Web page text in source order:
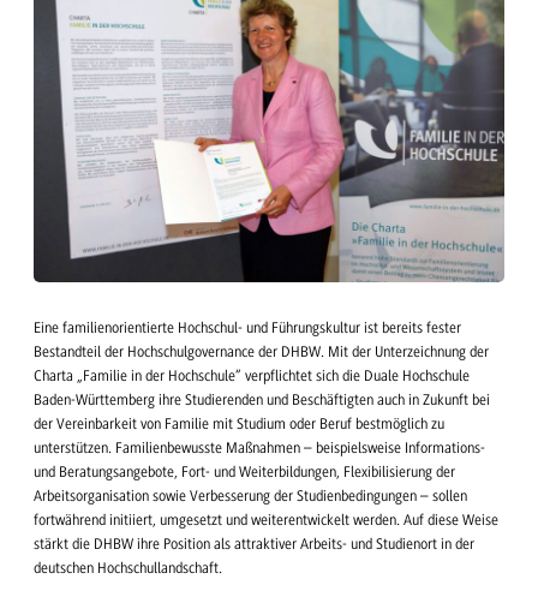
Eine familienorientierte Hochschul- und Führungskultur ist bereits fester
Bestandteil der Hochschulgovernance der DHBW. Mit der Unterzeichnung der
Charta „Familie in der Hochschule“ verpflichtet sich die Duale Hochschule
Baden-Württemberg ihre Studierenden und Beschäftigten auch in Zukunft bei
der Vereinbarkeit von Familie mit Studium oder Beruf bestmöglich zu
unterstützen. Familienbewusste Maßnahmen – beispielsweise Informations-
und Beratungsangebote, Fort- und Weiterbildungen, Flexibilisierung der
Arbeitsorganisation sowie Verbesserung der Studienbedingungen – sollen
fortwährend initiiert, umgesetzt und weiterentwickelt werden. Auf diese Weise
stärkt die DHBW ihre Position als attraktiver Arbeits- und Studienort in der
deutschen Hochschullandschaft.